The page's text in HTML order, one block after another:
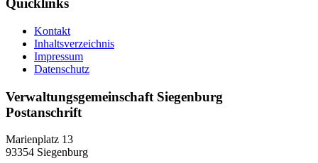
Quicklinks
Kontakt
Inhaltsverzeichnis
Impressum
Datenschutz
Verwaltungsgemeinschaft Siegenburg
Postanschrift
Marienplatz 13
93354 Siegenburg